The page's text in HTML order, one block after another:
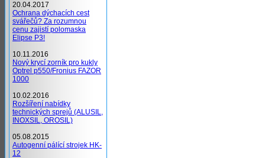
20.04.2017
Ochrana dýchacích cest
svářečů? Za rozumnou
cenu zajistí polomaska
Elipse P3!
10.11.2016
Nový krycí zorník pro kukly
Optrel p550/Fronius FAZOR
1000
10.02.2016
Rozšíření nabídky
technických sprejů (ALUSIL,
INOXSIL, OROSIL)
05.08.2015
Autogenní pálící strojek HK-
12